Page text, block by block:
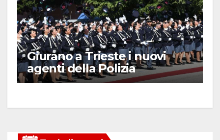
Giurano a Trieste i nuovi
agenti della Polizia